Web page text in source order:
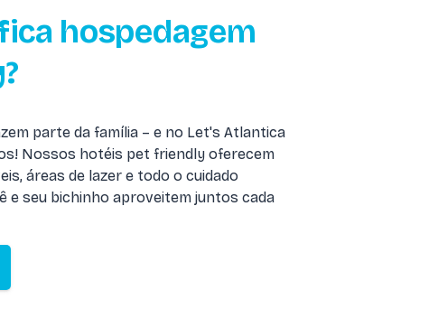
hospedagem
parte da família – e no Let's Atlantica
Nossos hotéis pet friendly oferecem
áreas de lazer e todo o cuidado
e seu bichinho aproveitem juntos cada